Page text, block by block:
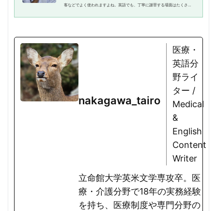
客などでよく使われますよね。英語でも、丁寧に謝罪する場面はたくさん
nakagawa_tairo
医療・
英語分
野ライ
ター /
Medical
&
English
Content
Writer
立命館大学英米文学専攻卒。医
療・介護分野で18年の実務経験
を持ち、医療制度や専門分野の